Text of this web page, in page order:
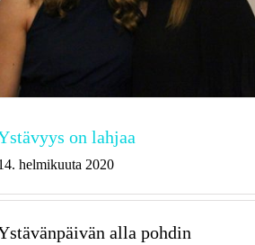
on lahjaa
helmikuuta 2020
alla pohdin